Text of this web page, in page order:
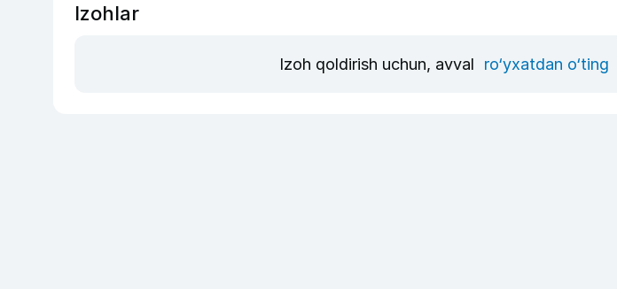
Izohlar
Izoh qoldirish uchun, avval ro‘yxatdan o‘ting